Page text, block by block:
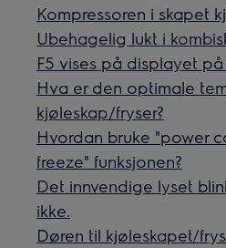
Kompressoren i skapet
Ubehagelig lukt i
F5 vises på displayet
Hva er den optimale
kjøleskap/fryser?
Hvordan bruke "power
freeze" funksjonen?
Det innvendige lyset
ikke.
Døren til kjøleskapet/